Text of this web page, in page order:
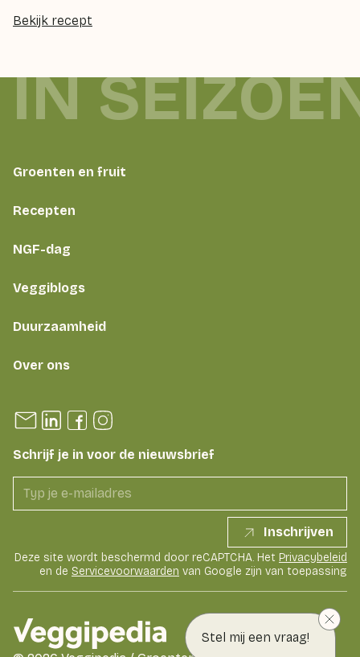
Stel mij een vraag!
Bekijk recept
Groenten en fruit
Recepten
NGF-dag
Veggiblogs
Duurzaamheid
Over ons
Schrijf je in voor de nieuwsbrief
Inschrijven
Deze site wordt beschermd door reCAPTCHA. Het Privacybeleid
en de Servicevoorwaarden van Google zijn van toepassing